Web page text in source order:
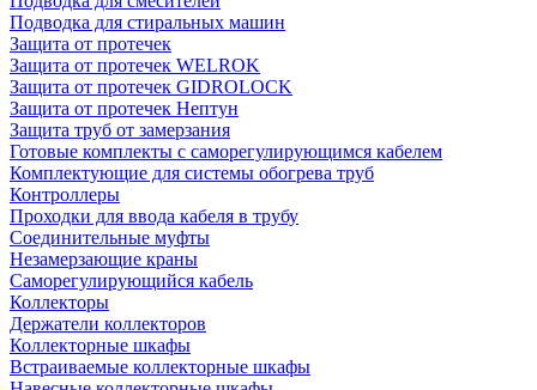
Подводка для стиральных машин
Защита от протечек
Защита от протечек WELROK
Защита от протечек GIDROLOCK
Защита от протечек Нептун
Защита труб от замерзания
Готовые комплекты с саморегулирующимся кабелем
Комплектующие для системы обогрева труб
Контроллеры
Проходки для ввода кабеля в трубу
Соединительные муфты
Незамерзающие краны
Саморегулирующийся кабель
Коллекторы
Держатели коллекторов
Коллекторные шкафы
Встраиваемые коллекторные шкафы